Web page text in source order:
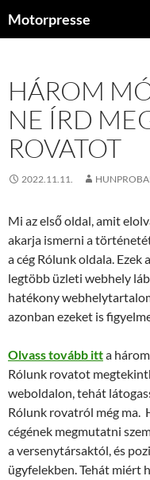
Motorpresse
HÁROM
NE ÍRD
ROVATOT
2022.11.11.
Mi az első oldal, amit
akarja ismerni a
a cég Rólunk oldala. Ezek
legtöbb üzleti webhely
hatékony
azonban ezeket is
Olvass tovább itta
Rólunk rovatot
weboldalon, tehát
Rólunk rovatról még ma.
cégének megmutatni
a versenytársaktól, és
ügyfelekben. Tehát miért